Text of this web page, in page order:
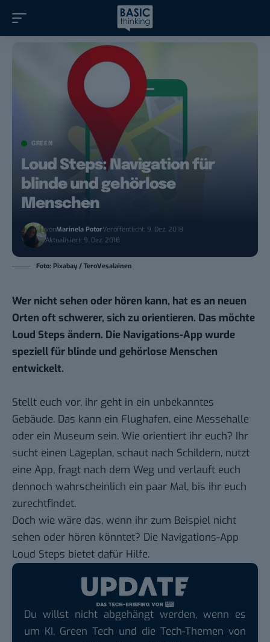
GREEN
Loud Steps: Navigation für
blinde und gehörlose
Menschen
vonMarinela PotorVeröffentlicht: 9. Dez. 2018
Aktualisiert: 9. Dez. 2018
Foto: Pixabay / TeroVesalainen
Wer nicht sehen oder hören kann, hat es an neuen
Orten oft schwerer, sich zu orientieren. Das möchte
Loud Steps ändern. Die Navigations-App wurde
speziell für blinde und gehörlose Menschen
entwickelt.
Stellt euch vor, ihr geht in ein unbekanntes
Gebäude. Das kann ein Flughafen, eine Messehalle
oder ein Museum sein. Wie orientiert ihr euch? Ihr
sucht einen Lageplan, schaut nach Schildern, nutzt
eine App, fragt nach dem Weg und verlauft euch
dennoch wahrscheinlich ein paar Mal, bis ihr euch
zurechtfindet.
Doch wie wäre das, wenn ihr zum Beispiel nicht
sehen oder hören könntet? Die Navigations-App
Loud Steps bietet dafür Hilfe.
Du willst nicht abgehängt werden, wenn es
um KI, Green Tech und die Tech-Themen von